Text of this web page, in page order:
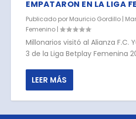
EMPATARON EN LA LIGA
Publicado por Mauricio Gordillo |
Femenino |
Millonarios visitó al Alianza F.C.
3 de la Liga Betplay Femenina
LEER MÁS